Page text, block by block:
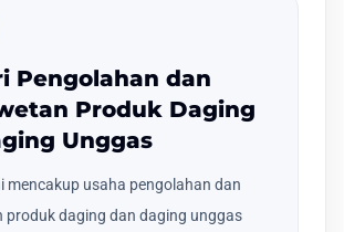
Pengolahan dan
Produk Daging
Unggas
mencakup usaha pengolahan dan
produk daging dan daging unggas